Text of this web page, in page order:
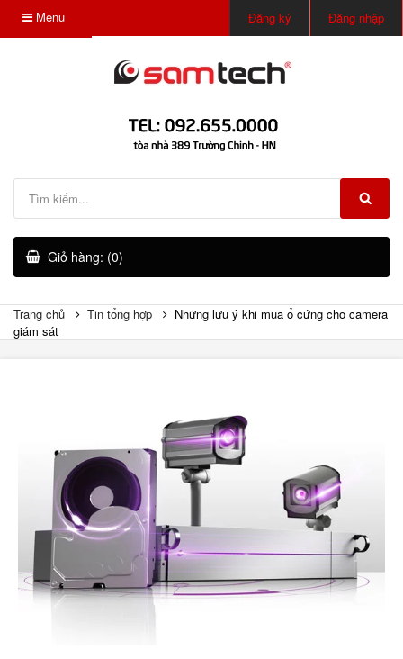
Menu Đăng ký Đăng nhập
Giỏ hàng: (0)
Trang chủ Tin tổng hợp
Những lưu ý khi mua ổ cứng cho camera
giám sát